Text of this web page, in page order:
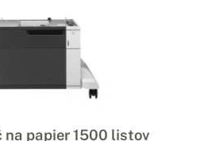
na papier 1500 listov